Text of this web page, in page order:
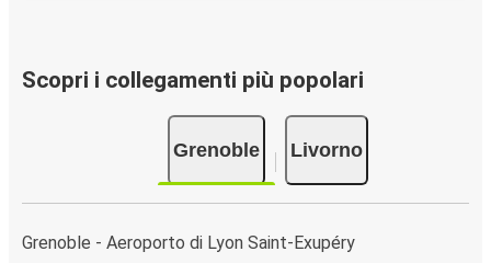
Scopri i collegamenti più popolari
Grenoble Livorno
Grenoble - Aeroporto di Lyon Saint-Exupéry